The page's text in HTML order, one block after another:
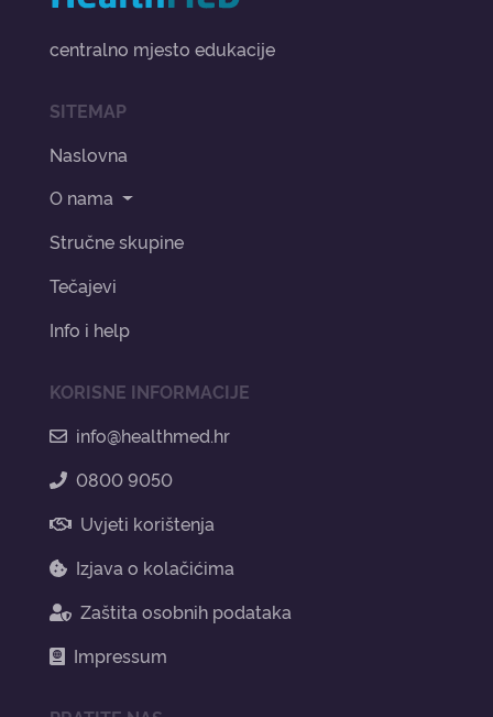
centralno mjesto edukacije
SITEMAP
Naslovna
O nama
Stručne skupine
Tečajevi
Info i help
KORISNE INFORMACIJE
info@healthmed.hr
0800 9050
Uvjeti korištenja
Izjava o kolačićima
Zaštita osobnih podataka
Impressum